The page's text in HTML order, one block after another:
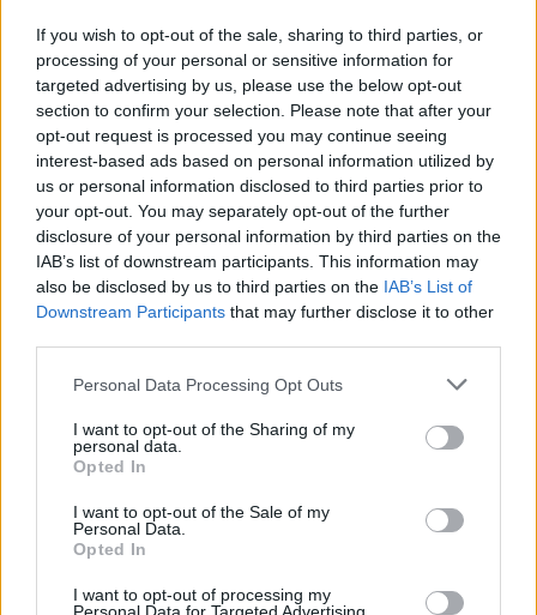
If you wish to opt-out of the sale, sharing to third parties, or
processing of your personal or sensitive information for
targeted advertising by us, please use the below opt-out
section to confirm your selection. Please note that after your
opt-out request is processed you may continue seeing
interest-based ads based on personal information utilized by
us or personal information disclosed to third parties prior to
your opt-out. You may separately opt-out of the further
disclosure of your personal information by third parties on the
IAB’s list of downstream participants. This information may
also be disclosed by us to third parties on the IAB’s List of
Downstream Participants that may further disclose it to other
Personal Data Processing Opt Outs
I want to opt-out of the Sharing of my
personal data.
Opted In
I want to opt-out of the Sale of my
Personal Data.
Opted In
I want to opt-out of processing my
emocionet dhe mllefi
Esim for USA|Esim for Italy| Esim for Spain | Esim